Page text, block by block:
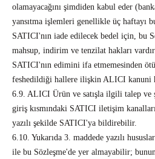
olamayacağını şimdiden kabul eder
yansıtma işlemleri genellikle üç haftayı
SATICI'nın iade edilecek bedel için, bu
mahsup, indirim ve tenzilat hakları
SATICI'nın edimini ifa etmemesinden
feshedildiği hallere ilişkin ALICI kanuni
6.9. ALICI Ürün ve satışla ilgili talep ve
giriş kısmındaki SATICI iletişim
yazılı şekilde SATICI'ya bildirebilir.
6.10. Yukarıda 3. maddede yazılı
ile bu Sözleşme'de yer almayabilir;